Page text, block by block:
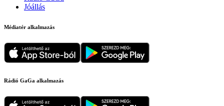
Jóállás
Médiatér alkalmazás
Rádió GaGa alkalmazás